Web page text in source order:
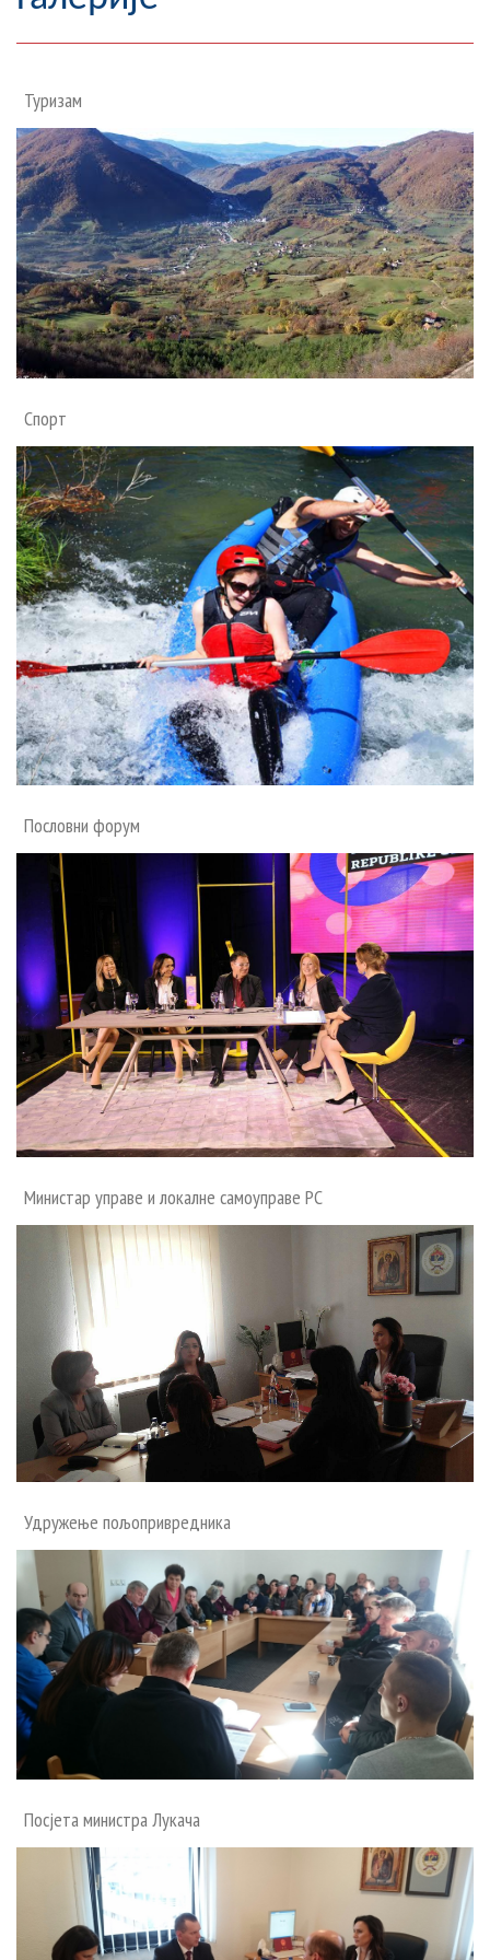
Географија
Занимљивости
Фотогалерија
НАЧЕЛНИК
О Начелнику
Замјеник начелника
Извјештај о раду начелника
Статут Општине
Скупштинско вијеће општине језеро
Састав Скупштине
Службени Гласници
ОПШТИНСКА УПРАВА
ИНФО
Вијести
Јавни позиви
Обавјештења
Заштита од пожара
COVID 19
Геоистраживања
ФИНАНСИЈЕ
ПРИВРЕДА
Пољопривреда
Туризам
Спорт
ЦИВИЛНА ЗАШТИТА
КОНТАКТ
Туризам
Спорт
Пословни форум
Министар управе и локалне самоуправе РС
Удружење пољопривредника
Посјета министра Лукача